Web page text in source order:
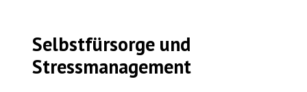
Selbstfürsorge und
Stressmanagement